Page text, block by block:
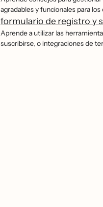
agradables y funcionales para
formulario de registro y
Aprende a utilizar las
suscribirse, o integraciones de